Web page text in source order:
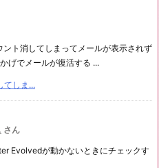
ト消してしまってメールが表示されず
げでメールが復活する ...
てしま...
さん
Evolvedが動かないときにチェックす